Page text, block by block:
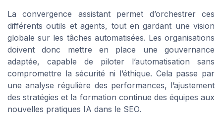
La convergence assistant permet d’orchestrer ces
différents outils et agents, tout en gardant une vision
globale sur les tâches automatisées. Les organisations
doivent donc mettre en place une gouvernance
adaptée, capable de piloter l’automatisation sans
compromettre la sécurité ni l’éthique. Cela passe par
une analyse régulière des performances, l’ajustement
des stratégies et la formation continue des équipes aux
nouvelles pratiques IA dans le SEO.